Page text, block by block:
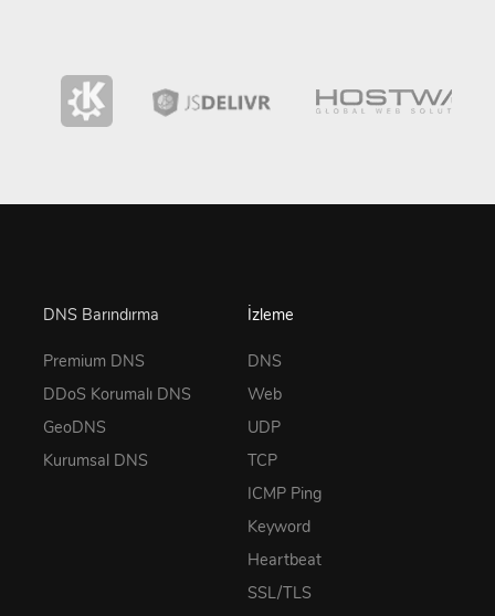
DNS Barındırma
Premium DNS
DDoS Korumalı DNS
GeoDNS
Kurumsal DNS
İzleme
DNS
Web
UDP
TCP
ICMP Ping
Keyword
Heartbeat
SSL/TLS